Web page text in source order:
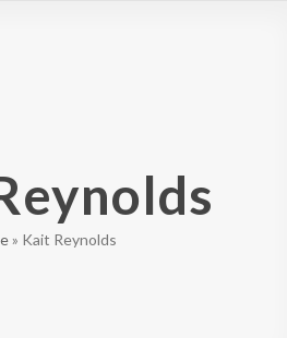
» Kait Reynolds